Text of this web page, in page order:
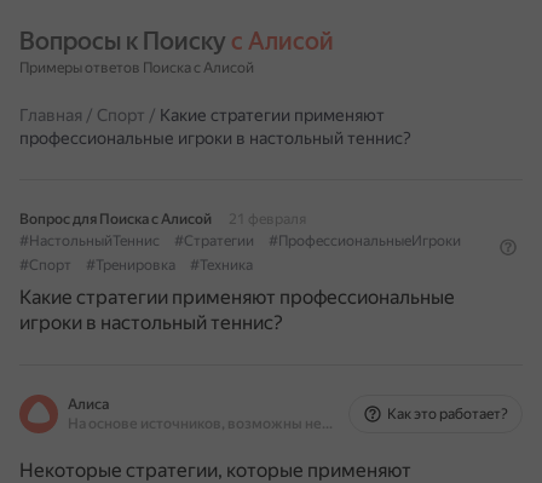
Вопросы к Поиску с Алисой
Примеры ответов Поиска с Алисой
Главная / Спорт / Какие стратегии применяют
профессиональные игроки в настольный теннис?
Вопрос для Поиска с Алисой
21 февраля
#НастольныйТеннис
#Стратегии
#ПрофессиональныеИгроки
#Спорт
#Тренировка #Техника
Какие стратегии применяют профессиональные
игроки в настольный теннис?
Алиса
На основе источников, возможны неточности
Как это работает?
Некоторые стратегии, которые применяют